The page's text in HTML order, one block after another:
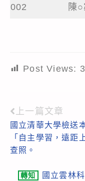
002 陳○
Post Views:
Read
more
articles
上一篇文章
國立清華大學檢送
「自主學習，遠距
查照。
轉知
國立雲林